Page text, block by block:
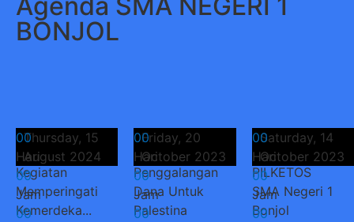
BONJOL
Thursday, 15
August 2024
Kegiatan
Memperingati
Kemerdeka...
00
Hari
00
Jam
00
Friday, 20
October 2023
Penggalangan
Dana Untuk
Palestina
00
Hari
00
Jam
00
Saturday, 14
October 2023
PILKETOS
SMA Negeri 1
Bonjol
00
Hari
00
Jam
00